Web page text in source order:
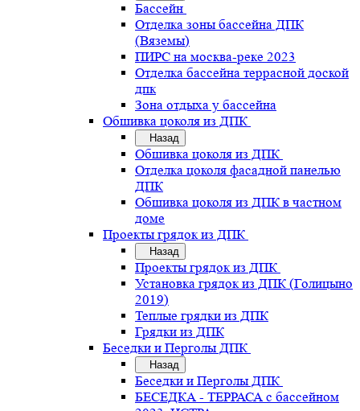
Бассейн
Отделка зоны бассейна ДПК
(Вяземы)
ПИРС на москва-реке 2023
Отделка бассейна террасной доской
дпк
Зона отдыха у бассейна
Обшивка цоколя из ДПК
Назад
Обшивка цоколя из ДПК
Отделка цоколя фасадной панелью
ДПК
Обшивка цоколя из ДПК в частном
доме
Проекты грядок из ДПК
Назад
Проекты грядок из ДПК
Установка грядок из ДПК (Голицыно
2019)
Теплые грядки из ДПК
Грядки из ДПК
Беседки и Перголы ДПК
Назад
Беседки и Перголы ДПК
БЕСЕДКА - ТЕРРАСА с бассейном